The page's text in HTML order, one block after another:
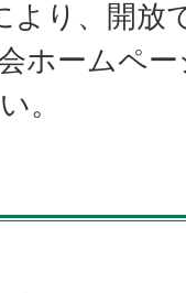
より、開放
ホームペ
。